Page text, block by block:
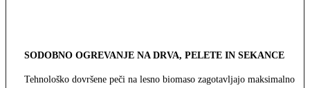
SODOBNO OGREVANJE NA DRVA, PELETE IN SEKANCE
Tehnološko dovršene peči na lesno biomaso zagotavljajo maksimalno